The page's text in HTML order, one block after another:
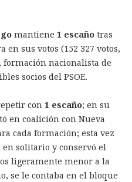
mantiene 1 escañotras
sus votos (152 327 votos,
formación nacionalista de
socios del PSOE.
con 1 escaño; en su
en coalición con Nueva
cada formación; esta vez
solitario y conservó el
ligeramente menor a la
se le contaba en el bloque